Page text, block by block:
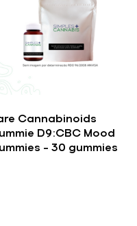
Cannabinoids
D9:CBC Mood
– 30 gummies